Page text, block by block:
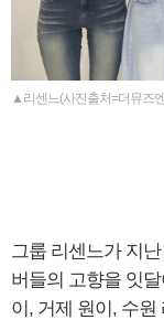
▲리센느(사진출처=더뮤즈
그룹 리센느가 지
버들의 고향을 잇
이, 거제 원이, 수원